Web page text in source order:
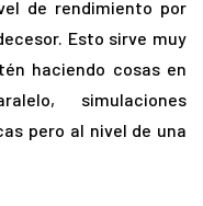
de rendimiento por
Esto sirve muy
haciendo cosas en
simulaciones
pero al nivel de una